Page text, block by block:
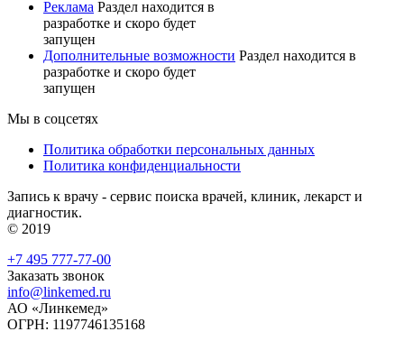
Реклама Раздел находится в
разработке и скоро будет
запущен
Дополнительные возможности Раздел находится в
разработке и скоро будет
запущен
Мы в соцсетях
Политика обработки персональных данных
Политика конфиденциальности
Запись к врачу - сервис поиска врачей, клиник, лекарст и
диагностик.
© 2019
+7 495 777-77-00
Заказать звонок
info@linkemed.ru
АО «Линкемед»
ОГРН: 1197746135168